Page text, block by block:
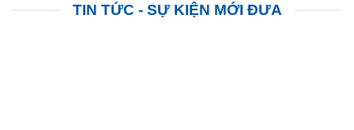
TIN TỨC - SỰ KIỆN MỚI ĐƯA